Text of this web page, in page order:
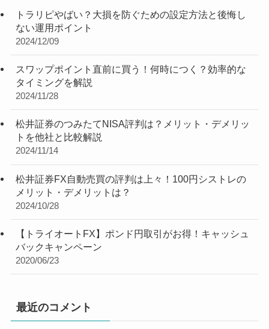
トラリピやばい？大損を防ぐための設定方法と後悔し
ない運用ポイント
2024/12/09
スワップポイント直前に買う！何時につく？効率的な
タイミングを解説
2024/11/28
松井証券のつみたてNISA評判は？メリット・デメリッ
トを他社と比較解説
2024/11/14
松井証券FX自動売買の評判は上々！100円シストレの
メリット・デメリットは？
2024/10/28
【トライオートFX】ポンド円取引がお得！キャッシュ
バックキャンペーン
2020/06/23
最近のコメント